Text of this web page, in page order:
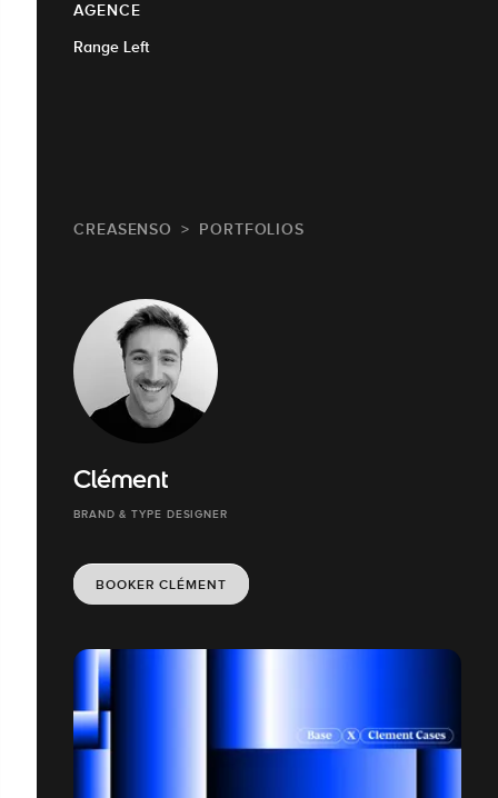
AGENCE
Range Left
CREASENSO PORTFOLIOS
Clément
BRAND & TYPE DESIGNER
BOOKER CLÉMENT